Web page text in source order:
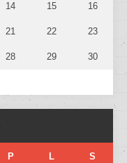
14 15 16
21 22 23
28 29 30
P L S